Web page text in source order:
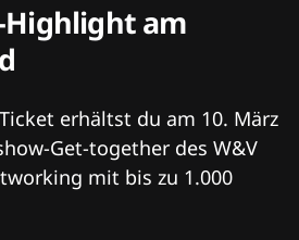
am
erhältst du am 10. März
Get-together des W&V
mit bis zu 1.000